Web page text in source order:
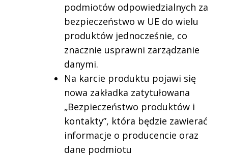
podmiotów odpowiedzialnych za
bezpieczeństwo w UE do wielu
produktów jednocześnie, co
znacznie usprawni zarządzanie
danymi.
Na karcie produktu pojawi się
nowa zakładka zatytułowana
„Bezpieczeństwo produktów i
kontakty”, która będzie zawierać
informacje o producencie oraz
dane podmiotu